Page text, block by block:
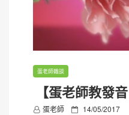
蛋老師雜談
【蛋老師教發
蛋老師
P 14/05/2017